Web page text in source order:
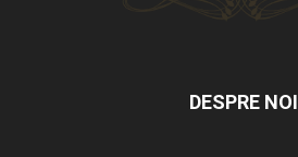
DESPRE NOI